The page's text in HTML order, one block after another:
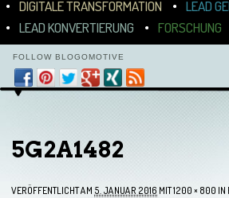
DIGITALE TRANSFORMATION
LEAD
LEAD KONVERTIERUNG
FORSCHUNG
FOLLOW BLOGOMOTIVE
Bilder-Navigation
5G2A1482
VERÖFFENTLICHT AM 5. JANUAR 2016 MIT1200 × 800 IN